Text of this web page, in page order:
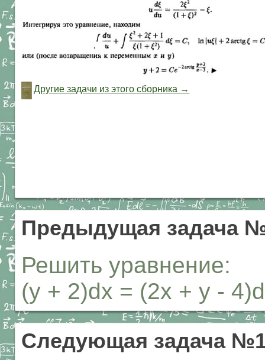
Другие задачи из этого сборника →
Предыдущая задача
Решить уравнение:
(y + 2)dx = (2x + y -
Следующая задача